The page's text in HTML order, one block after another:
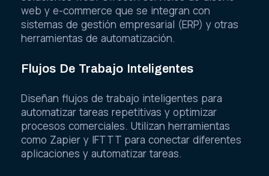
web y e-commerce que se integran con
sistemas de gestión empresarial (ERP) y otras
herramientas de automatización.
Flujos De Trabajo Inteligentes
Diseñan flujos de trabajo inteligentes para
automatizar tareas repetitivas y optimizar
procesos comerciales. Utilizan herramientas
como Zapier y IFTTT para conectar diferentes
aplicaciones y automatizar tareas.